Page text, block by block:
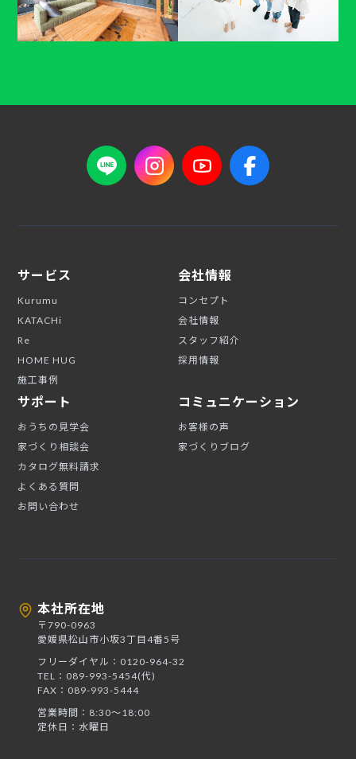
サービス
Kurumu
KATACHi
Re
HOME HUG
施工事例
会社情報
コンセプト
会社情報
スタッフ紹介
採用情報
サポート
おうちの見学会
家づくり相談会
カタログ無料請求
よくある質問
お問い合わせ
コミュニケーション
お客様の声
家づくりブログ
本社所在地
〒790-0963
愛媛県松山市小坂3丁目4番5号
フリーダイヤル：0120-964-32
TEL：089-993-5454(代)
FAX：089-993-5444
営業時間：8:30〜18:00
定休日：水曜日